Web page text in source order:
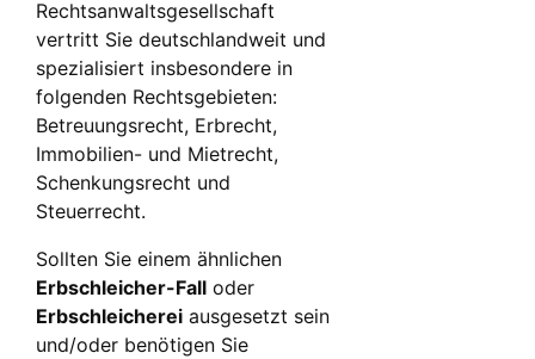
Rechtsanwaltsgesellschaft
vertritt Sie deutschlandweit und
spezialisiert insbesondere in
folgenden Rechtsgebieten:
Betreuungsrecht, Erbrecht,
Immobilien- und Mietrecht,
Schenkungsrecht und
Steuerrecht.
Sollten Sie einem ähnlichen
Erbschleicher-Fall oder
Erbschleicherei ausgesetzt sein
und/oder benötigen Sie